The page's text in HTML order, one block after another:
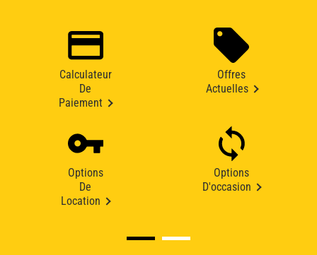
Calculateur
De
Paiement
Offres
Actuelles
Options
De
Location
Options
D'occasion